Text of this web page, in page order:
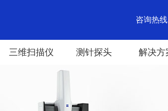
咨询热
三维扫描仪 测针探头 解决方